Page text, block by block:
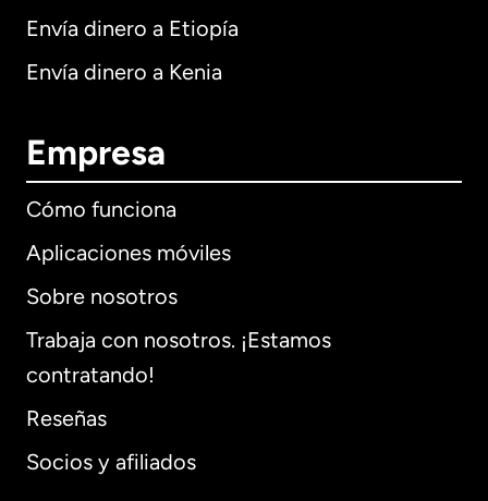
Envía dinero a Etiopía
Envía dinero a Kenia
Empresa
Cómo funciona
Aplicaciones móviles
Sobre nosotros
Trabaja con nosotros. ¡Estamos
contratando!
Reseñas
Socios y afiliados